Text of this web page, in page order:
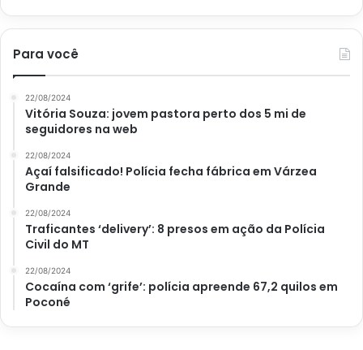
Para você
22/08/2024
Vitória Souza: jovem pastora perto dos 5 mi de
seguidores na web
22/08/2024
Açaí falsificado! Polícia fecha fábrica em Várzea
Grande
22/08/2024
Traficantes ‘delivery’: 8 presos em ação da Polícia
Civil do MT
22/08/2024
Cocaína com ‘grife’: polícia apreende 67,2 quilos em
Poconé